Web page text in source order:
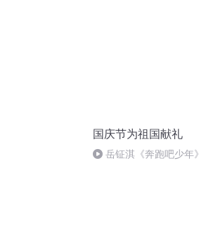
国庆节为祖国献礼
岳钲淇《奔跑吧少年》